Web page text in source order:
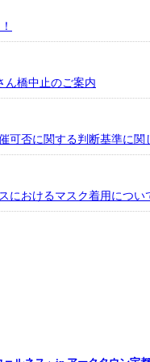
橋中止のご案内
可否に関する判断基準に関
におけるマスク着用につい